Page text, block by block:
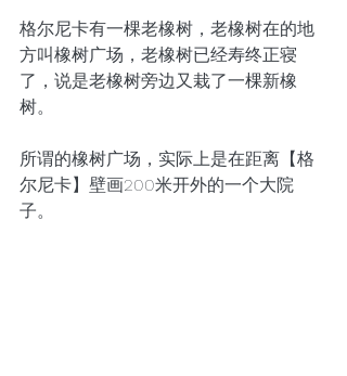
格尔尼卡有一棵老橡树，老橡树在的地
方叫橡树广场，老橡树已经寿终正寝
了，说是老橡树旁边又栽了一棵新橡
树。
所谓的橡树广场，实际上是在距离【格
尔尼卡】壁画200米开外的一个大院
子。